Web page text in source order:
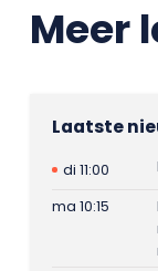
Meer
Laatste
di 11:00
ma 10:15